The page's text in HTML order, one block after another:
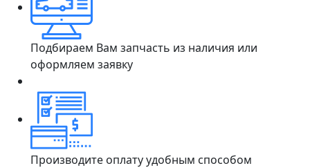
Подбираем Вам запчасть из наличия или
оформляем заявку
Производите оплату удобным способом